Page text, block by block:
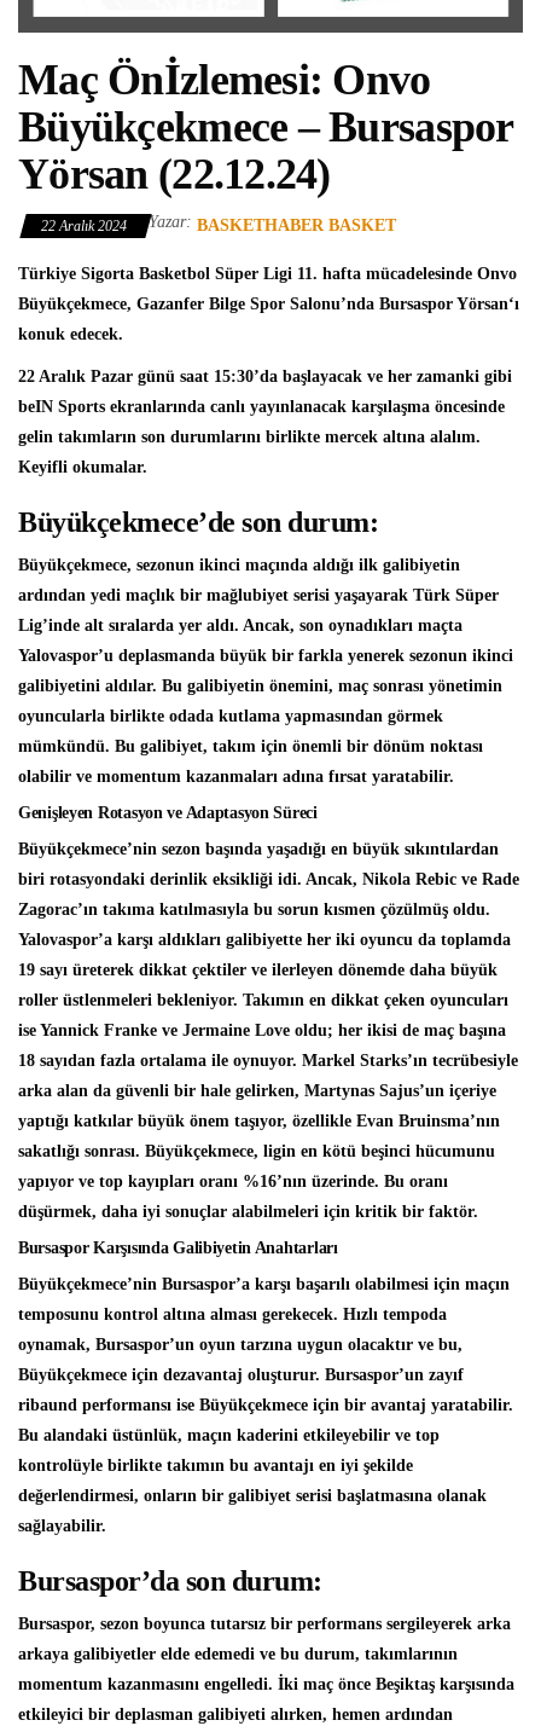
Maç Önİzlemesi: Onvo
Büyükçekmece – Bursaspor
Yörsan (22.12.24)
22 Aralık 2024 Yazar: BASKETHABER BASKET
Türkiye Sigorta Basketbol Süper Ligi 11. hafta mücadelesinde Onvo
Büyükçekmece, Gazanfer Bilge Spor Salonu’nda Bursaspor Yörsan‘ı
konuk edecek.
22 Aralık Pazar günü saat 15:30’da başlayacak ve her zamanki gibi
beIN Sports ekranlarında canlı yayınlanacak karşılaşma öncesinde
gelin takımların son durumlarını birlikte mercek altına alalım.
Keyifli okumalar.
Büyükçekmece’de son durum:
Büyükçekmece, sezonun ikinci maçında aldığı ilk galibiyetin
ardından yedi maçlık bir mağlubiyet serisi yaşayarak Türk Süper
Lig’inde alt sıralarda yer aldı. Ancak, son oynadıkları maçta
Yalovaspor’u deplasmanda büyük bir farkla yenerek sezonun ikinci
galibiyetini aldılar. Bu galibiyetin önemini, maç sonrası yönetimin
oyuncularla birlikte odada kutlama yapmasından görmek
mümkündü. Bu galibiyet, takım için önemli bir dönüm noktası
olabilir ve momentum kazanmaları adına fırsat yaratabilir.
Genişleyen Rotasyon ve Adaptasyon Süreci
Büyükçekmece’nin sezon başında yaşadığı en büyük sıkıntılardan
biri rotasyondaki derinlik eksikliği idi. Ancak, Nikola Rebic ve Rade
Zagorac’ın takıma katılmasıyla bu sorun kısmen çözülmüş oldu.
Yalovaspor’a karşı aldıkları galibiyette her iki oyuncu da toplamda
19 sayı üreterek dikkat çektiler ve ilerleyen dönemde daha büyük
roller üstlenmeleri bekleniyor. Takımın en dikkat çeken oyuncuları
ise Yannick Franke ve Jermaine Love oldu; her ikisi de maç başına
18 sayıdan fazla ortalama ile oynuyor. Markel Starks’ın tecrübesiyle
arka alan da güvenli bir hale gelirken, Martynas Sajus’un içeriye
yaptığı katkılar büyük önem taşıyor, özellikle Evan Bruinsma’nın
sakatlığı sonrası. Büyükçekmece, ligin en kötü beşinci hücumunu
yapıyor ve top kayıpları oranı %16’nın üzerinde. Bu oranı
düşürmek, daha iyi sonuçlar alabilmeleri için kritik bir faktör.
Bursaspor Karşısında Galibiyetin Anahtarları
Büyükçekmece’nin Bursaspor’a karşı başarılı olabilmesi için maçın
temposunu kontrol altına alması gerekecek. Hızlı tempoda
oynamak, Bursaspor’un oyun tarzına uygun olacaktır ve bu,
Büyükçekmece için dezavantaj oluşturur. Bursaspor’un zayıf
ribaund performansı ise Büyükçekmece için bir avantaj yaratabilir.
Bu alandaki üstünlük, maçın kaderini etkileyebilir ve top
kontrolüyle birlikte takımın bu avantajı en iyi şekilde
değerlendirmesi, onların bir galibiyet serisi başlatmasına olanak
sağlayabilir.
Bursaspor’da son durum:
Bursaspor, sezon boyunca tutarsız bir performans sergileyerek arka
arkaya galibiyetler elde edemedi ve bu durum, takımlarının
momentum kazanmasını engelledi. İki maç önce Beşiktaş karşısında
etkileyici bir deplasman galibiyeti alırken, hemen ardından